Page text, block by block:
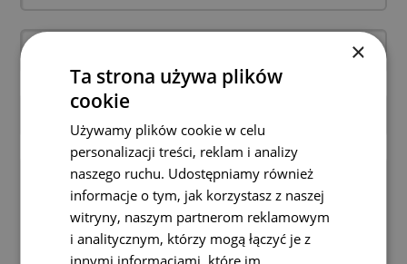
×
Ta strona używa plików
cookie
Używamy plików cookie w celu
personalizacji treści, reklam i analizy
naszego ruchu. Udostępniamy również
informacje o tym, jak korzystasz z naszej
witryny, naszym partnerom reklamowym
i analitycznym, którzy mogą łączyć je z
innymi informacjami, które im